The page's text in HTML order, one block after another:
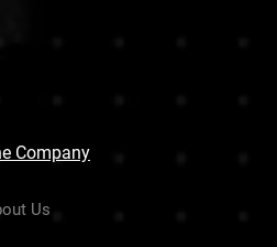
Company
Us